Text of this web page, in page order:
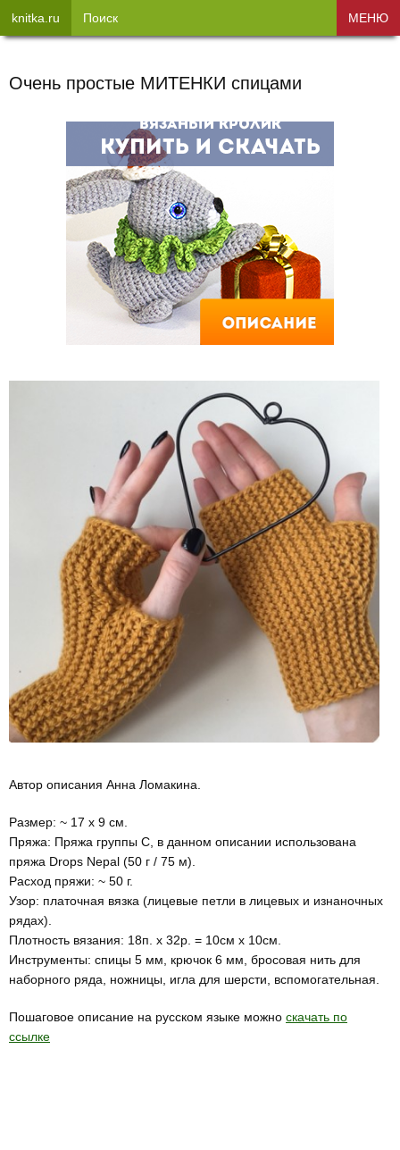
Очень простые МИТЕНКИ спицами
Автор описания Анна Ломакина.
Размер: ~ 17 х 9 см.
Пряжа: Пряжа группы С, в данном описании использована
пряжа Drops Nepal (50 г / 75 м).
Расход пряжи: ~ 50 г.
Узор: платочная вязка (лицевые петли в лицевых и изнаночных
рядах).
Плотность вязания: 18п. х 32р. = 10см х 10см.
Инструменты: спицы 5 мм, крючок 6 мм, бросовая нить для
наборного ряда, ножницы, игла для шерсти, вспомогательная.
Пошаговое описание на русском языке можно скачать по
ссылке
knitka.ru Поиск МЕНЮ